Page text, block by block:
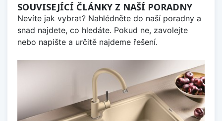
SOUVISEJÍCÍ ČLÁNKY Z NAŠÍ PORADNY
Nevíte jak vybrat? Nahlédněte do naší poradny a
snad najdete, co hledáte. Pokud ne, zavolejte
nebo napište a určitě najdeme řešení.